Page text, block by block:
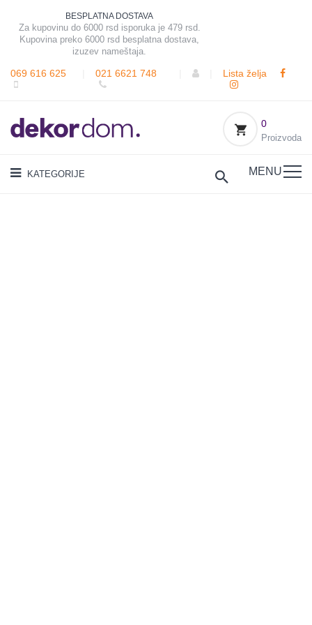
BESPLATNA DOSTAVA
Za kupovinu do 6000 rsd isporuka je 479 rsd.
Kupovina preko 6000 rsd besplatna dostava,
izuzev nameštaja.
069 616 625 021 6621 748 Lista želja
0
Proizvoda
KATEGORIJE MENU